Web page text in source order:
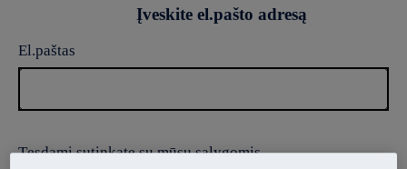
Įveskite el.pašto adresą
El.paštas
Tęsdami sutinkate su mūsų sąlygomis.